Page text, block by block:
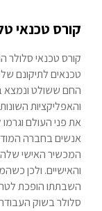
קורס טכנאי
קורס טכנאי סלולר
טכנאים לתיקונם
החם ששולט ונמצא
והאפליקציות
את פני העולם
אנשים בחברה
המכשיר האישי
והאישיים. ולכן
השבתתו הופכת
סלולר בשוק